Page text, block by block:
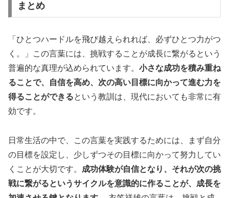
まとめ
「ひとつハードルを飛び越えられれば、必ずひとつ力がつ
く。」この言葉には、挑戦することが成長に繋がるという
普遍的な真理が込められています。 小さな成功を積み重ね
ることで、自信を高め、次の高い目標に向かって進む力を
得ることができるという教訓は、現代においても非常に有
効です。
日常生活の中で、この言葉を実践するためには、まず自分
の目標を設定し、少しずつその目標に向かって努力してい
くことが大切です。 成功体験が自信となり、それが次の挑
戦に繋がるというサイクルを意識的に作ることが、成長を